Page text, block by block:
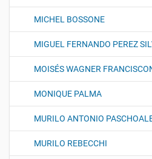
MICHEL BOSSONE
MIGUEL FERNANDO PEREZ
MOISÉS WAGNER
MONIQUE PALMA
MURILO ANTONIO
MURILO REBECCHI